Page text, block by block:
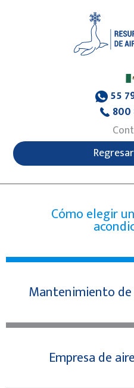
55
800
Cómo elegir
Mantenimiento
Empresa de